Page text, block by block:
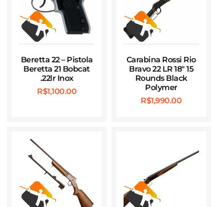
Beretta 22 – Pistola
Beretta 21 Bobcat
.22lr Inox
R$1,100.00
Carabina Rossi Rio
Bravo 22 LR 18″ 15
Rounds Black
Polymer
R$1,990.00